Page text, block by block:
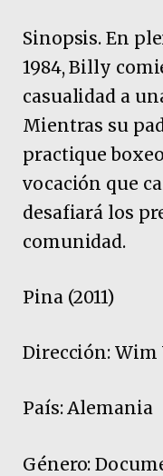
Sinopsis. En
1984, Billy
casualidad a
Mientras su
practique
vocación que
desafiará los
comunidad.
Pina (2011)
Dirección: Wim
País: Alemania
Género: